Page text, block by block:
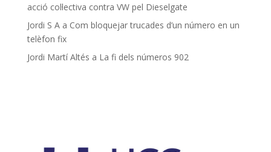
acció col·lectiva contra VW pel Dieselgate
Jordi S Aa Com bloquejar trucades d’un número en un
telèfon fix
Jordi Martí Altés a La fi dels números 902